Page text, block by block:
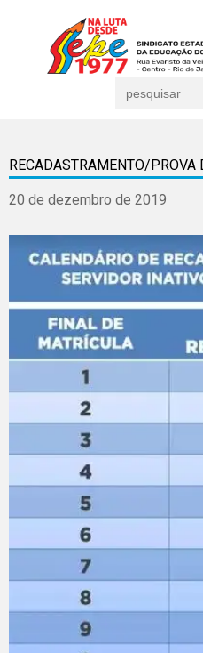
for:
RECADASTRAMENTO/PROVA
20 de dezembro de 2019